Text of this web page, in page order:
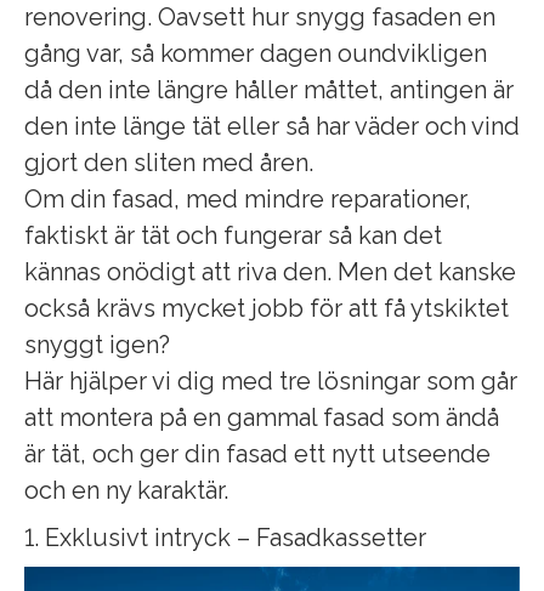
renovering. Oavsett hur snygg fasaden en
gång var, så kommer dagen oundvikligen
då den inte längre håller måttet, antingen är
den inte länge tät eller så har väder och vind
gjort den sliten med åren.
Om din fasad, med mindre reparationer,
faktiskt är tät och fungerar så kan det
kännas onödigt att riva den. Men det kanske
också krävs mycket jobb för att få ytskiktet
snyggt igen?
Här hjälper vi dig med tre lösningar som går
att montera på en gammal fasad som ändå
är tät, och ger din fasad ett nytt utseende
och en ny karaktär.
1. Exklusivt intryck – Fasadkassetter